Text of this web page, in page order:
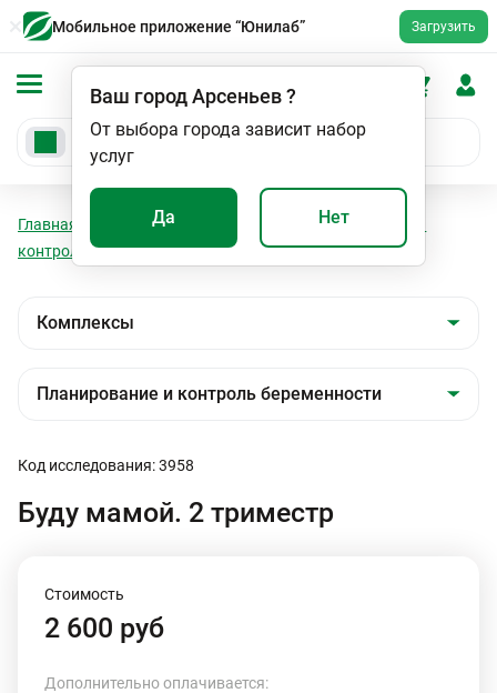
Мобильное приложение “Юнилаб” Загрузить
Ваш городАрсеньев?
От выбора города зависит набор
услуг
Да Нет
Главная Анализы
Планирование и
контроль беременности
Буду мамой. 2 триместр
Код исследования: 3958
Буду мамой. 2 триместр
Стоимость
2 600 руб
Дополнительно оплачивается: